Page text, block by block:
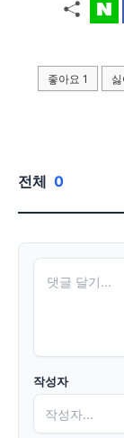
좋아요 1
전체 0
작성자